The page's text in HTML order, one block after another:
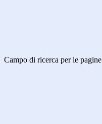
Campo di ricerca per le